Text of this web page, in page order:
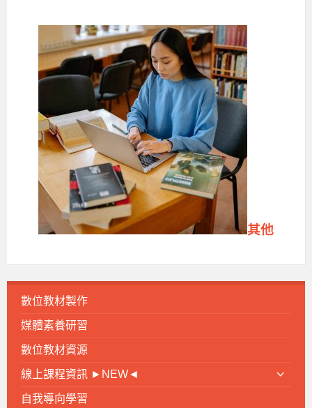
其他
數位教材製作
媒體素養研習
數位教材資源
線上課程資訊 ►NEW◄
自我導向學習